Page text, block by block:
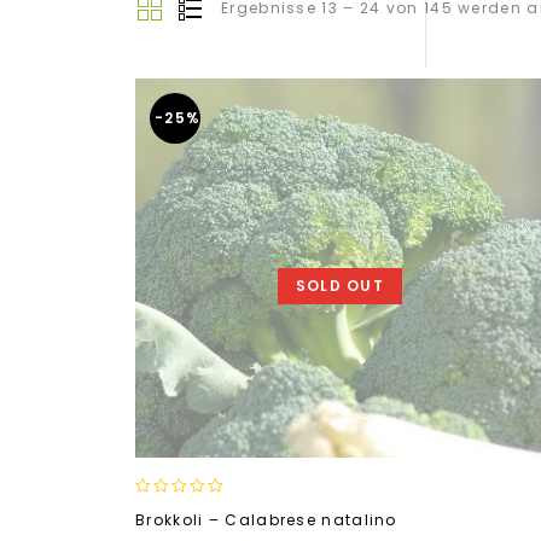
Ergebnisse 13 – 24 von 145 werden
SOLD OUT
-25%
out
Brokkoli – Calabrese natalino